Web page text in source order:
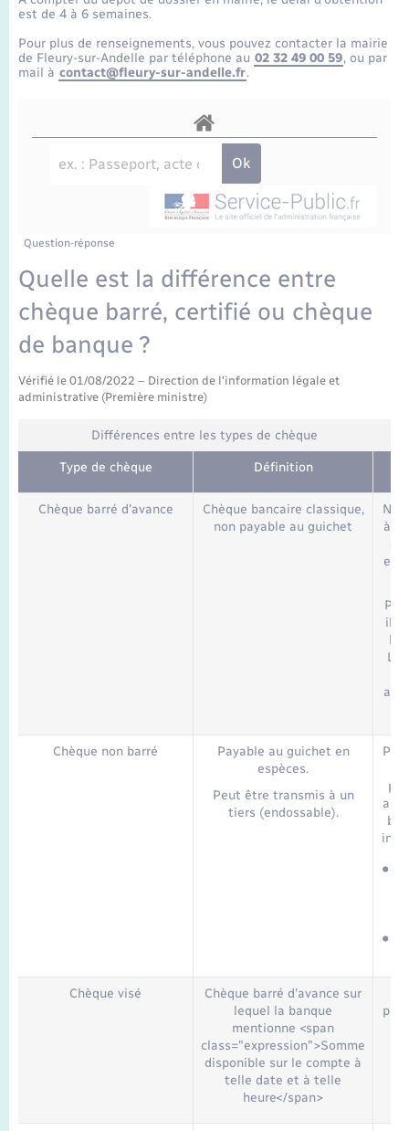
Etat-civil - Papiers - Citoyenneté
Mariage – PACS
Recensement
Loisirs
Organisation d’événement
Sécurité - Prévention
Transports
Transports scolaires
Voirie et espace public
Travaux - Autorisation d’occupation de l’espace
public
Compétences
Présentation de la commune
La Communauté de communes
est de 4 à 6 semaines.
Pour plus de renseignements, vous pouvez contacter la mairie
de Fleury-sur-Andelle par téléphone au 02 32 49 00 59, ou par
mail à contact@fleury-sur-andelle.fr.
Question-réponse
Quelle est la différence entre
chèque barré, certifié ou chèque
de banque ?
Vérifié le 01/08/2022 – Direction de l'information légale et
administrative (Première ministre)
Différences entre les types de chèque
Type de chèque Définition
Chèque barré d'avance
Chèque bancaire classique,
non payable au guichet
Ne
à
il
le
Le
Chèque non barré
Payable au guichet en
espèces.
Peut être transmis à un
tiers (endossable).
Chèque visé
Chèque barré d'avance sur
lequel la banque
mentionne <span
class="expression">Somme
disponible sur le compte à
telle date et à telle
heure</span>